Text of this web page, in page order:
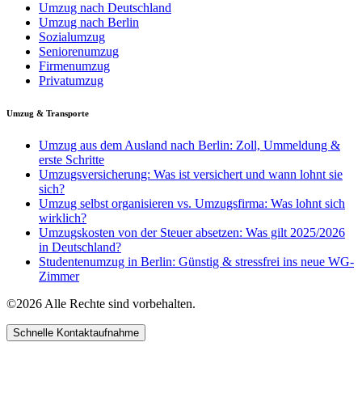
Umzug nach Deutschland
Umzug nach Berlin
Sozialumzug
Seniorenumzug
Firmenumzug
Privatumzug
Umzug & Transporte
Umzug aus dem Ausland nach Berlin: Zoll, Ummeldung &
erste Schritte
Umzugsversicherung: Was ist versichert und wann lohnt sie
sich?
Umzug selbst organisieren vs. Umzugsfirma: Was lohnt sich
wirklich?
Umzugskosten von der Steuer absetzen: Was gilt 2025/2026
in Deutschland?
Studentenumzug in Berlin: Günstig & stressfrei ins neue WG-
Zimmer
©2026 Alle Rechte sind vorbehalten.
Schnelle Kontaktaufnahme